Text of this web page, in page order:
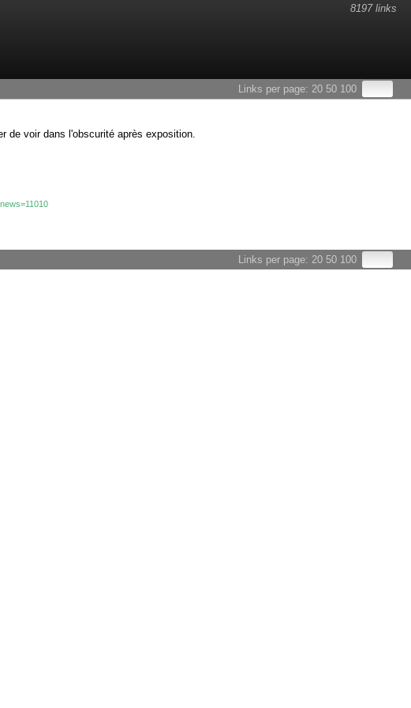
8197 links
Links per page: 20 50 100
de voir dans l'obscurité après exposition.
Links per page: 20 50 100